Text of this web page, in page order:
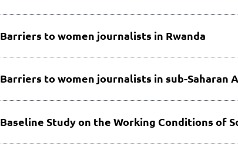
Barriers to women journalists in Rwanda
Barriers to women journalists in sub-Saharan
Baseline Study on the Working Conditions of